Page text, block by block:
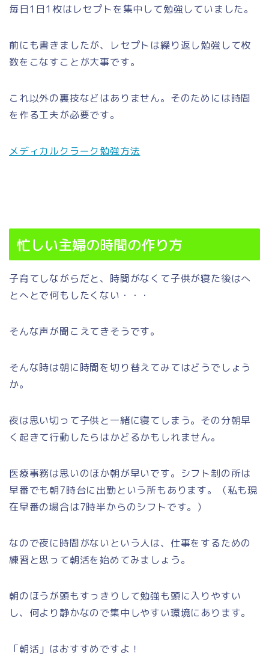
毎日1日1枚はレセプトを集中して勉強していました。
前にも書きましたが、レセプトは繰り返し勉強して枚
数をこなすことが大事です。
これ以外の裏技などはありません。そのためには時間
を作る工夫が必要です。
メディカルクラーク勉強方法
忙しい主婦の時間の作り方
子育てしながらだと、時間がなくて子供が寝た後はへ
とへとで何もしたくない・・・
そんな声が聞こえてきそうです。
そんな時は朝に時間を切り替えてみてはどうでしょう
か。
夜は思い切って子供と一緒に寝てしまう。その分朝早
く起きて行動したらはかどるかもしれません。
医療事務は思いのほか朝が早いです。シフト制の所は
早番でも朝7時台に出勤という所もあります。（私も現
在早番の場合は7時半からのシフトです。）
なので夜に時間がないという人は、仕事をするための
練習と思って朝活を始めてみましょう。
朝のほうが頭もすっきりして勉強も頭に入りやすい
し、何より静かなので集中しやすい環境にあります。
「朝活」はおすすめですよ！